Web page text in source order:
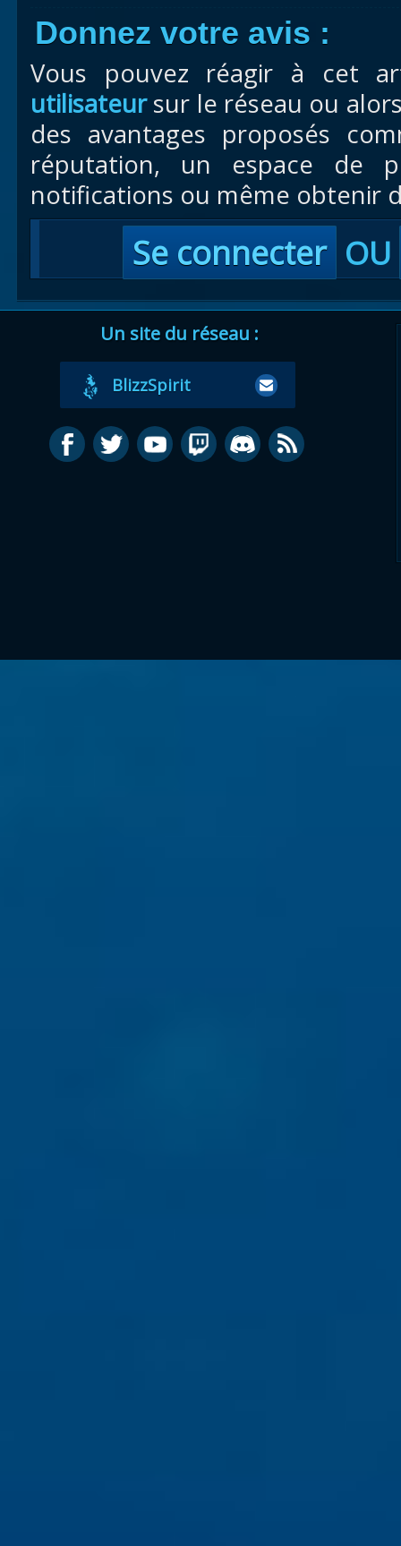
Donnez votre avis :
Vous pouvez réagir à cet
utilisateursur le réseau ou
des avantages proposés
réputation, un espace de
notifications ou même obtenir
Se connecter OU
Un site du réseau :
BlizzSpirit